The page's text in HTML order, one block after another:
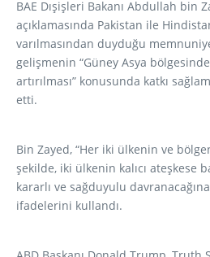
BAE Dışişleri Bakanı Abdullah bin
açıklamasında Pakistan ile
varılmasından duyduğu
gelişmenin “Güney Asya
artırılması” konusunda katkı
etti.
Bin Zayed, “Her iki ülkenin ve
şekilde, iki ülkenin kalıcı ateşkese
kararlı ve sağduyulu
ifadelerini kullandı.